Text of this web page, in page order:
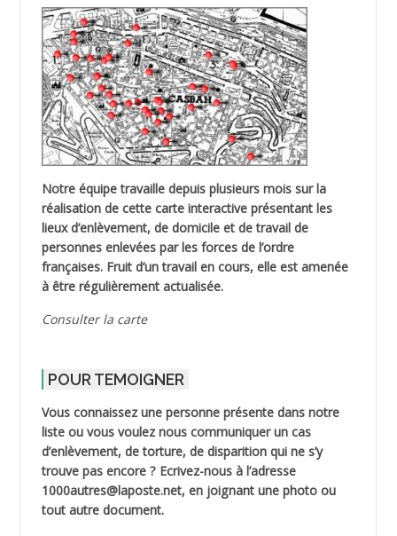
Notre équipe travaille depuis plusieurs mois sur la
réalisation de cette carte interactive présentant les
lieux d’enlèvement, de domicile et de travail de
personnes enlevées par les forces de l’ordre
françaises. Fruit d’un travail en cours, elle est amenée
à être régulièrement actualisée.
Consulter la carte
POUR TEMOIGNER
Vous connaissez une personne présente dans notre
liste ou vous voulez nous communiquer un cas
d’enlèvement, de torture, de disparition qui ne s’y
trouve pas encore ? Ecrivez-nous à l’adresse
1000autres@laposte.net, en joignant une photo ou
tout autre document.